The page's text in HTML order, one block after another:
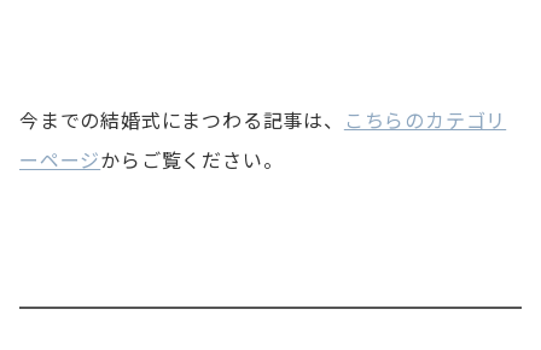
今までの結婚式にまつわる記事は、 こちらのカテゴリ
ーページからご覧ください。